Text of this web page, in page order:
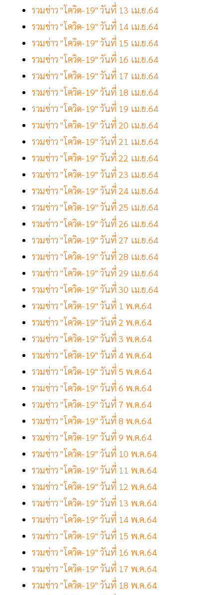
รวมข่าว "โควิด-19" วันที่ 13 เม.ย.64
รวมข่าว "โควิด-19" วันที่ 14 เม.ย.64
รวมข่าว "โควิด-19" วันที่ 15 เม.ย.64
รวมข่าว "โควิด-19" วันที่ 16 เม.ย.64
รวมข่าว "โควิด-19" วันที่ 17 เม.ย.64
รวมข่าว "โควิด-19" วันที่ 18 เม.ย.64
รวมข่าว "โควิด-19" วันที่ 19 เม.ย.64
รวมข่าว "โควิด-19" วันที่ 20 เม.ย.64
รวมข่าว "โควิด-19" วันที่ 21 เม.ย.64
รวมข่าว "โควิด-19" วันที่ 22 เม.ย.64
รวมข่าว "โควิด-19" วันที่ 23 เม.ย.64
รวมข่าว "โควิด-19" วันที่ 24 เม.ย.64
รวมข่าว "โควิด-19" วันที่ 25 เม.ย.64
รวมข่าว "โควิด-19" วันที่ 26 เม.ย.64
รวมข่าว "โควิด-19" วันที่ 27 เม.ย.64
รวมข่าว "โควิด-19" วันที่ 28 เม.ย.64
รวมข่าว "โควิด-19" วันที่ 29 เม.ย.64
รวมข่าว "โควิด-19" วันที่ 30 เม.ย.64
รวมข่าว "โควิด-19" วันที่ 1 พ.ค.64
รวมข่าว "โควิด-19" วันที่ 2 พ.ค.64
รวมข่าว "โควิด-19" วันที่ 3 พ.ค.64
รวมข่าว "โควิด-19" วันที่ 4 พ.ค.64
รวมข่าว "โควิด-19" วันที่ 5 พ.ค.64
รวมข่าว "โควิด-19" วันที่ 6 พ.ค.64
รวมข่าว "โควิด-19" วันที่ 7 พ.ค.64
รวมข่าว "โควิด-19" วันที่ 8 พ.ค.64
รวมข่าว "โควิด-19" วันที่ 9 พ.ค.64
รวมข่าว "โควิด-19" วันที่ 10 พ.ค.64
รวมข่าว "โควิด-19" วันที่ 11 พ.ค.64
รวมข่าว "โควิด-19" วันที่ 12 พ.ค.64
รวมข่าว "โควิด-19" วันที่ 13 พ.ค.64
รวมข่าว "โควิด-19" วันที่ 14 พ.ค.64
รวมข่าว "โควิด-19" วันที่ 15 พ.ค.64
รวมข่าว "โควิด-19" วันที่ 16 พ.ค.64
รวมข่าว "โควิด-19" วันที่ 17 พ.ค.64
รวมข่าว "โควิด-19" วันที่ 18 พ.ค.64